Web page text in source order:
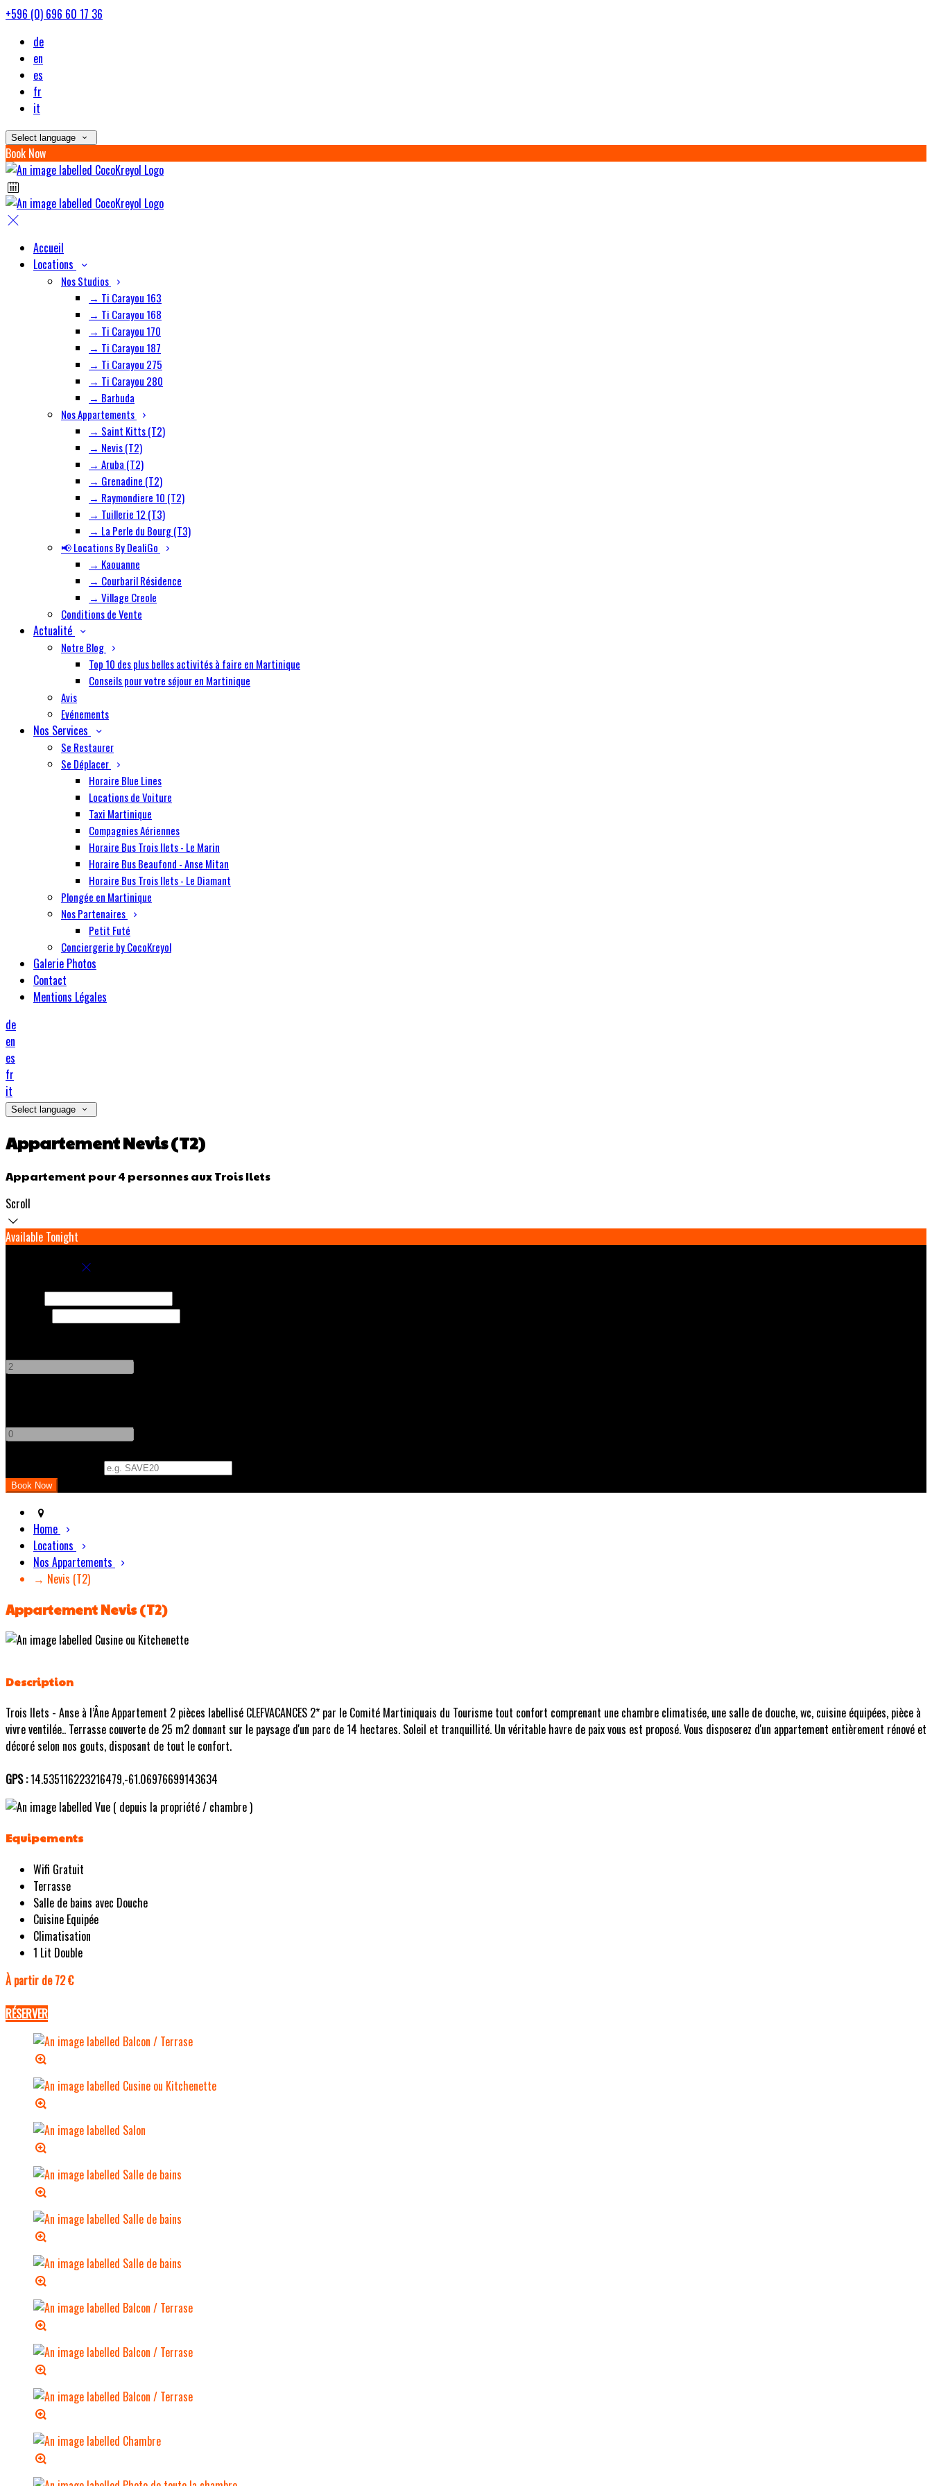
+596 (0) 696 60 17 36
de
en
es
fr
it
Select language
Book Now
Accueil
Locations
Nos Studios
→ Ti Carayou 163
→ Ti Carayou 168
→ Ti Carayou 170
→ Ti Carayou 187
→ Ti Carayou 275
→ Ti Carayou 280
→ Barbuda
Nos Appartements
→ Saint Kitts (T2)
→ Nevis (T2)
→ Aruba (T2)
→ Grenadine (T2)
→ Raymondiere 10 (T2)
→ Tuillerie 12 (T3)
→ La Perle du Bourg (T3)
📢 Locations By DealiGo
→ Kaouanne
→ Courbaril Résidence
→ Village Creole
Conditions de Vente
Actualité
Notre Blog
Top 10 des plus belles activités à faire en Martinique
Conseils pour votre séjour en Martinique
Avis
Evénements
Nos Services
Se Restaurer
Se Déplacer
Horaire Blue Lines
Locations de Voiture
Taxi Martinique
Compagnies Aériennes
Horaire Bus Trois Ilets - Le Marin
Horaire Bus Beaufond - Anse Mitan
Horaire Bus Trois Ilets - Le Diamant
Plongée en Martinique
Nos Partenaires
Petit Futé
Conciergerie by CocoKreyol
Galerie Photos
Contact
Mentions Légales
de
en
es
fr
it
Select language
Appartement Nevis (T2)
Appartement pour 4 personnes aux Trois Ilets
Scroll
Available Tonight
Home
Locations
Nos Appartements
→ Nevis (T2)
Appartement Nevis (T2)
Description
Trois Ilets - Anse à l’Âne Appartement 2 pièces labellisé CLEFVACANCES 2* par le Comité Martiniquais du Tourisme tout confort comprenant une chambre climatisée, une salle de douche, wc, cuisine équipées, pièce à
vivre ventilée.. Terrasse couverte de 25 m2 donnant sur le paysage d'un parc de 14 hectares. Soleil et tranquillité. Un véritable havre de paix vous est proposé. Vous disposerez d'un appartement entièrement rénové et
décoré selon nos gouts, disposant de tout le confort.
GPS :14.535116223216479,-61.06976699143634
Equipements
Wifi Gratuit
Terrasse
Salle de bains avec Douche
Cuisine Equipée
Climatisation
1 Lit Double
À partir de 72 €
RÉSERVER